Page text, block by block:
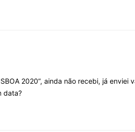
2020”, ainda não recebi, já
data?